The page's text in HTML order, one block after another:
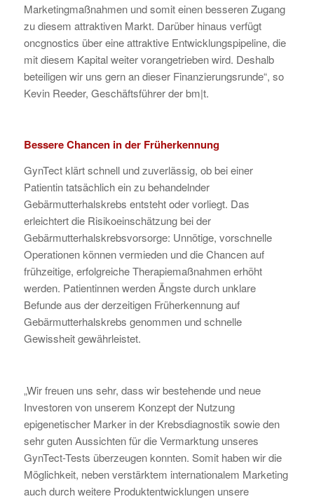
Marketingmaßnahmen und somit einen besseren Zugang
zu diesem attraktiven Markt. Darüber hinaus verfügt
oncgnostics über eine attraktive Entwicklungspipeline, die
mit diesem Kapital weiter vorangetrieben wird. Deshalb
beteiligen wir uns gern an dieser Finanzierungsrunde“, so
Kevin Reeder, Geschäftsführer der bm|t.
Bessere Chancen in der Früherkennung
GynTect klärt schnell und zuverlässig, ob bei einer
Patientin tatsächlich ein zu behandelnder
Gebärmutterhalskrebs entsteht oder vorliegt. Das
erleichtert die Risikoeinschätzung bei der
Gebärmutterhalskrebsvorsorge: Unnötige, vorschnelle
Operationen können vermieden und die Chancen auf
frühzeitige, erfolgreiche Therapiemaßnahmen erhöht
werden. Patientinnen werden Ängste durch unklare
Befunde aus der derzeitigen Früherkennung auf
Gebärmutterhalskrebs genommen und schnelle
Gewissheit gewährleistet.
„Wir freuen uns sehr, dass wir bestehende und neue
Investoren von unserem Konzept der Nutzung
epigenetischer Marker in der Krebsdiagnostik sowie den
sehr guten Aussichten für die Vermarktung unseres
GynTect-Tests überzeugen konnten. Somit haben wir die
Möglichkeit, neben verstärktem internationalem Marketing
auch durch weitere Produktentwicklungen unsere